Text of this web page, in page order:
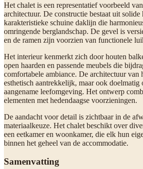
Het chalet is een representatief voorbeeld
architectuur. De constructie bestaat uit solide
karakteristieke schuine daklijn die
omringende berglandschap. De gevel is
en de ramen zijn voorzien van functionele
Het interieur kenmerkt zich door houten
open haarden en passende meubels die
comfortabele ambiance. De architectuur van
esthetisch aantrekkelijk, maar ook doelmatig
aangename leefomgeving. Het ontwerp
elementen met hedendaagse voorzieningen.
De aandacht voor detail is zichtbaar in de
materiaalkeuze. Het chalet beschikt over
een eetkamer en woonkamer, die elk hun
binnen het geheel van de accommodatie.
Samenvatting